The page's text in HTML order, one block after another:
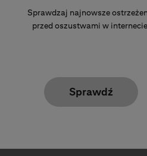
Sprawdzaj najnowsze
przed oszustwami w
Sprawdź